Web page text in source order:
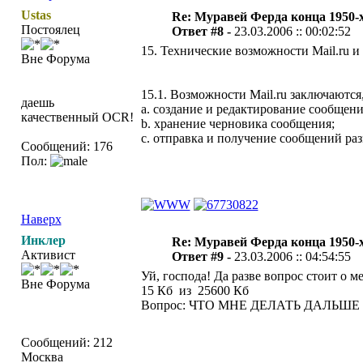
Ustas
Постоялец
Вне Форума
даешь
качественный OCR!
Сообщений: 176
Пол:
Re: Муравей Ферда конца 1950-
Ответ #8 - 23.03.2006 :: 00:02:52
15. Технические возможности Mail.ru и
15.1. Возможности Mail.ru
a. создание и редактирование
b. хранение черновика сообщения;
c. отправка и получение сообщений
Наверх
Инклер
Активист
Вне Форума
Сообщений: 212
Москва
Re: Муравей Ферда конца 1950-
Ответ #9 - 23.03.2006 :: 04:54:55
Уй, господа! Да разве вопрос стоит о
15 Кб из 25600 Кб
Вопрос: ЧТО МНЕ ДЕЛАТЬ ДАЛЬШЕ